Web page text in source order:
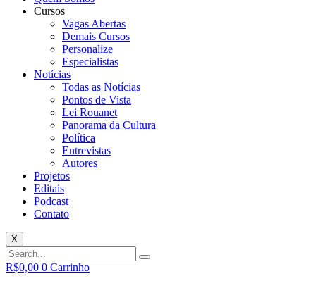
Cursos
Vagas Abertas
Demais Cursos
Personalize
Especialistas
Notícias
Todas as Notícias
Pontos de Vista
Lei Rouanet
Panorama da Cultura
Política
Entrevistas
Autores
Projetos
Editais
Podcast
Contato
X
R$0,00 0 Carrinho